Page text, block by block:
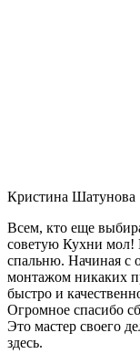
Кристина Шатунова
Всем, кто еще
советую Кухни мол!
спальню. Начиная с
монтажом никаких
быстро и
Огромное спасибо
Это мастер своего
здесь.